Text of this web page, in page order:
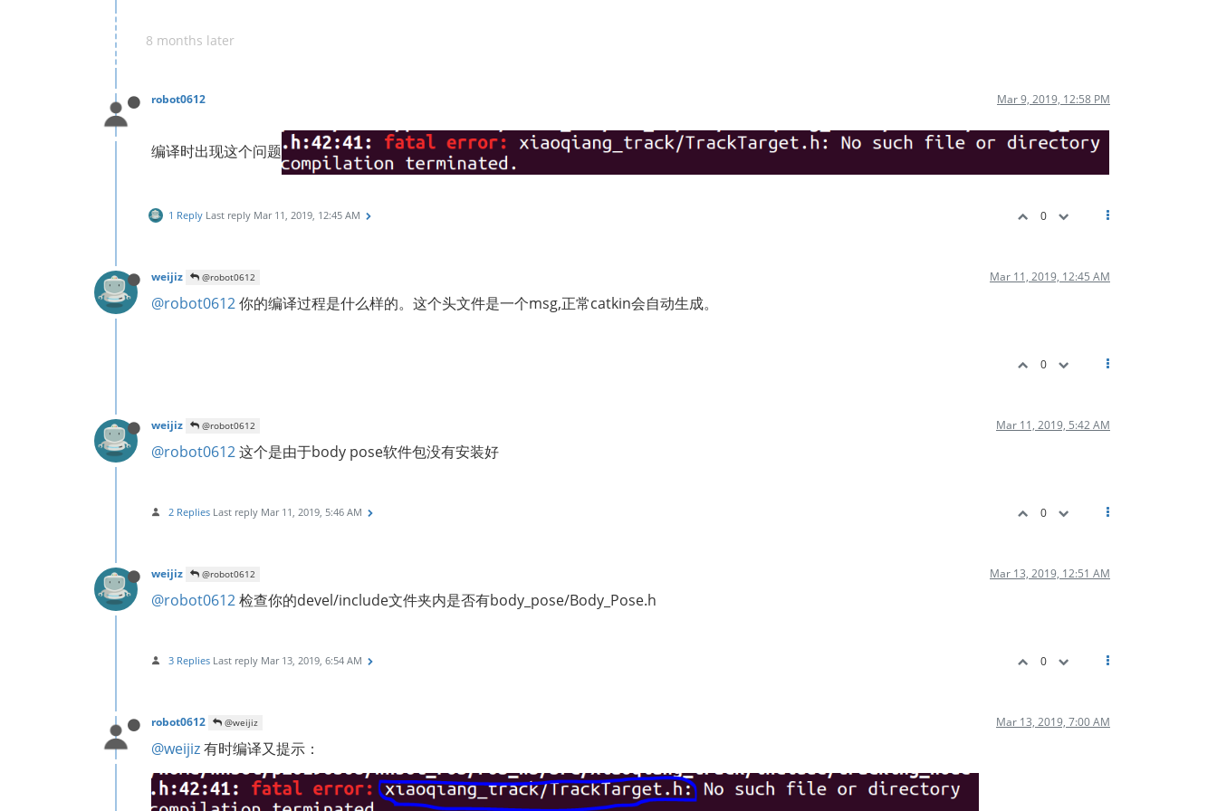
8 months later
robot0612 Mar 9, 2019, 12:58 PM
编译时出现这个问题
1 Reply Last reply Mar 11, 2019, 12:45 AM 0
weijiz @robot0612 Mar 11, 2019, 12:45 AM
@robot0612你的编译过程是什么样的。这个头文件是一个msg,正常catkin会自动生成。
0
weijiz @robot0612 Mar 11, 2019, 5:42 AM
@robot0612这个是由于body pose软件包没有安装好
2 Replies Last reply Mar 11, 2019, 5:46 AM 0
weijiz @robot0612 Mar 13, 2019, 12:51 AM
@robot0612检查你的devel/include文件夹内是否有body_pose/Body_Pose.h
3 Replies Last reply Mar 13, 2019, 6:54 AM 0
robot0612 @weijiz Mar 13, 2019, 7:00 AM
@weijiz有时编译又提示：